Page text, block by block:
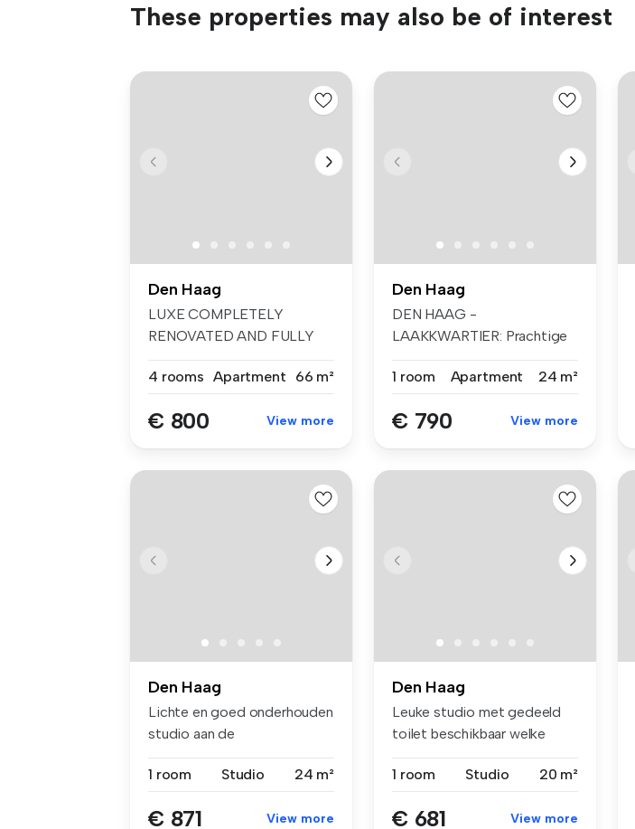
These properties may also be of interest
Den Haag
LUXE COMPLETELY
RENOVATED AND FULLY
W...
4 rooms Apartment 66 m²
€ 800 View more
Den Haag
DEN HAAG -
LAAKKWARTIER: Prachtige
1 room
Apartment 24 m²
€ 790 View more
Den Haag
Lichte en goed onderhouden
studio aan de
1 room
Studio 24 m²
€ 871 View more
Den Haag
Leuke studio met gedeeld
toilet beschikbaar welke
1 room
Studio 20 m²
€ 681 View more